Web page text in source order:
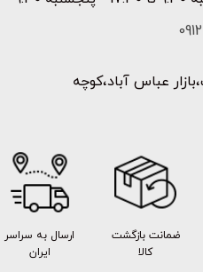
عباس آباد،کوچه
ضمانت بازگشت
کالا
ارسال به سراسر
ایران